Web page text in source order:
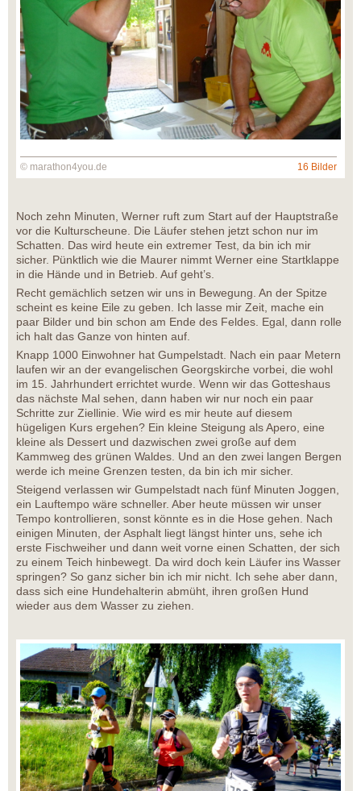
© marathon4you.de 16 Bilder
Noch zehn Minuten, Werner ruft zum Start auf der Hauptstraße
vor die Kulturscheune. Die Läufer stehen jetzt schon nur im
Schatten. Das wird heute ein extremer Test, da bin ich mir
sicher. Pünktlich wie die Maurer nimmt Werner eine Startklappe
in die Hände und in Betrieb. Auf geht’s.
Recht gemächlich setzen wir uns in Bewegung. An der Spitze
scheint es keine Eile zu geben. Ich lasse mir Zeit, mache ein
paar Bilder und bin schon am Ende des Feldes. Egal, dann rolle
ich halt das Ganze von hinten auf.
Knapp 1000 Einwohner hat Gumpelstadt. Nach ein paar Metern
laufen wir an der evangelischen Georgskirche vorbei, die wohl
im 15. Jahrhundert errichtet wurde. Wenn wir das Gotteshaus
das nächste Mal sehen, dann haben wir nur noch ein paar
Schritte zur Ziellinie. Wie wird es mir heute auf diesem
hügeligen Kurs ergehen? Ein kleine Steigung als Apero, eine
kleine als Dessert und dazwischen zwei große auf dem
Kammweg des grünen Waldes. Und an den zwei langen Bergen
werde ich meine Grenzen testen, da bin ich mir sicher.
Steigend verlassen wir Gumpelstadt nach fünf Minuten Joggen,
ein Lauftempo wäre schneller. Aber heute müssen wir unser
Tempo kontrollieren, sonst könnte es in die Hose gehen. Nach
einigen Minuten, der Asphalt liegt längst hinter uns, sehe ich
erste Fischweiher und dann weit vorne einen Schatten, der sich
zu einem Teich hinbewegt. Da wird doch kein Läufer ins Wasser
springen? So ganz sicher bin ich mir nicht. Ich sehe aber dann,
dass sich eine Hundehalterin abmüht, ihren großen Hund
wieder aus dem Wasser zu ziehen.